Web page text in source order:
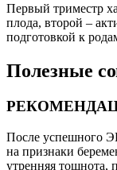
Первый триместр
плода, второй –
подготовкой к
Полезные
После успешного
на признаки
утренняя тошнота,